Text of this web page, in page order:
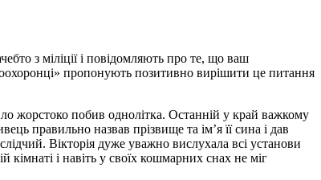
з міліції і повідомляють про те, що ваш
пропонують позитивно вирішити це питання
жорстоко побив однолітка. Останній у край важкому
правильно назвав прізвище та ім’я її сина і дав
Вікторія дуже уважно вислухала всі установи
і навіть у своїх кошмарних снах не міг